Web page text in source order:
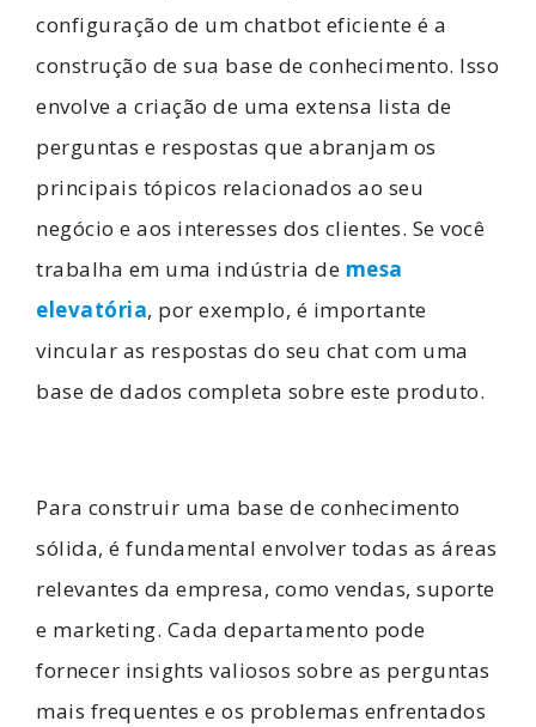
configuração de um chatbot eficiente é a
construção de sua base de conhecimento. Isso
envolve a criação de uma extensa lista de
perguntas e respostas que abranjam os
principais tópicos relacionados ao seu
negócio e aos interesses dos clientes. Se você
trabalha em uma indústria de mesa
elevatória, por exemplo, é importante
vincular as respostas do seu chat com uma
base de dados completa sobre este produto.
Para construir uma base de conhecimento
sólida, é fundamental envolver todas as áreas
relevantes da empresa, como vendas, suporte
e marketing. Cada departamento pode
fornecer insights valiosos sobre as perguntas
mais frequentes e os problemas enfrentados